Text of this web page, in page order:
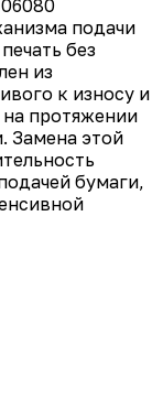
подачи
без
из
к износу и
протяжении
Замена этой
бумаги,